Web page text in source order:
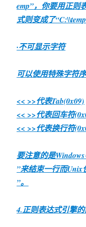
emp”，你要用正则
式则变成了
·不可显示字符
可以使用特殊字符
<< >>代表Tab(0x09)
<< >>代表回车符
<< >>代表换行符
要注意的是
”来结束一行而Unix
”。
4.正则表达式引擎